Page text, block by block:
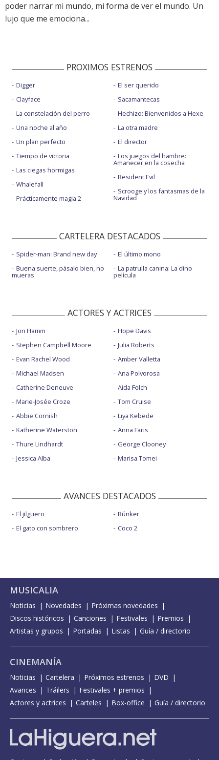
poder narrar mi mundo, mi forma de ver el mundo. Un
lujo que me emociona...
PROXIMOS ESTRENOS
Digger
Clayface
La constelación del perro
Una noche al año
Un plan perfecto
Tiempo de victoria
Las ciegas hormigas
Whalefall
Prácticamente magia 2
El ser querido
Sacamantecas
Hechizo: Bienvenidos a Hexe
La otra madre
El director
Los juegos del hambre:
Amanecer en la cosecha
Resident Evil
Scrooge y los fantasmas de la
Navidad
CARTELERA DESTACADOS
Spider-man: Brand new day
Buena suerte, pásalo bien, no
mueras
El último mono
La patrulla canina: La dino
película
ACTORES Y ACTRICES
Jon Hamm
Stephen Campbell Moore
Evan Rachel Wood
Michael Madsen
Catherine Deneuve
Marie-Josée Croze
Abbie Cornish
Katherine Waterston
Thure Lindhardt
Jessica Alba
Hope Davis
Julia Roberts
Amber Valletta
Ana Polvorosa
Aida Folch
Tom Cruise
Liya Kebede
Anna Faris
George Clooney
Marisa Tomei
AVANCES DESTACADOS
El jilguero
El gato con sombrero
Búnker
Coco 2
MUSICALIA
Noticias Novedades
Próximas novedades
Discos históricos
Canciones Festivales
Premios
Artistas y grupos
Portadas Listas Guía / directorio
CINEMANÍA
Noticias Cartelera Próximos estrenos
DVD
Avances
Tráilers
Festivales + premios
Actores y actrices
Carteles Box-office Guía / directorio